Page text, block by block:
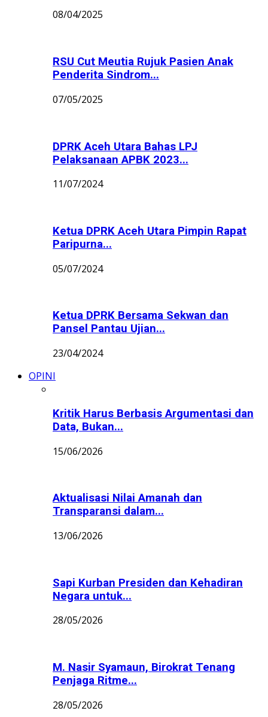
08/04/2025
RSU Cut Meutia Rujuk Pasien Anak
Penderita Sindrom...
07/05/2025
DPRK Aceh Utara Bahas LPJ
Pelaksanaan APBK 2023...
11/07/2024
Ketua DPRK Aceh Utara Pimpin Rapat
Paripurna...
05/07/2024
Ketua DPRK Bersama Sekwan dan
Pansel Pantau Ujian...
23/04/2024
OPINI
Kritik Harus Berbasis Argumentasi dan
Data, Bukan...
15/06/2026
Aktualisasi Nilai Amanah dan
Transparansi dalam...
13/06/2026
Sapi Kurban Presiden dan Kehadiran
Negara untuk...
28/05/2026
M. Nasir Syamaun, Birokrat Tenang
Penjaga Ritme...
28/05/2026